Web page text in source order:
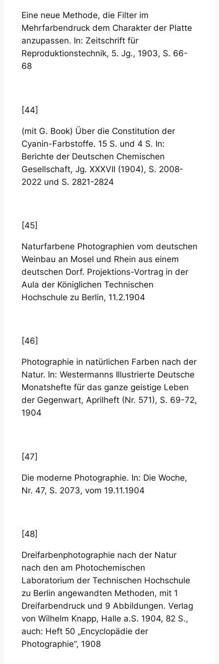
Eine neue Methode, die Filter im
Mehrfarbendruck dem Charakter der Platte
anzupassen. In: Zeitschrift für
Reproduktionstechnik, 5. Jg., 1903, S. 66-
68
[44]
(mit G. Book) Über die Constitution der
Cyanin-Farbstoffe. 15 S. und 4 S. In:
Berichte der Deutschen Chemischen
Gesellschaft, Jg. XXXVII (1904), S. 2008-
2022 und S. 2821-2824
[45]
Naturfarbene Photographien vom deutschen
Weinbau an Mosel und Rhein aus einem
deutschen Dorf. Projektions-Vortrag in der
Aula der Königlichen Technischen
Hochschule zu Berlin, 11.2.1904
[46]
Photographie in natürlichen Farben nach der
Natur. In: Westermanns Illustrierte Deutsche
Monatshefte für das ganze geistige Leben
der Gegenwart, Aprilheft (Nr. 571), S. 69-72,
1904
[47]
Die moderne Photographie. In: Die Woche,
Nr. 47, S. 2073, vom 19.11.1904
[48]
Dreifarbenphotographie nach der Natur
nach den am Photochemischen
Laboratorium der Technischen Hochschule
zu Berlin angewandten Methoden, mit 1
Dreifarbendruck und 9 Abbildungen. Verlag
von Wilhelm Knapp, Halle a.S. 1904, 82 S.,
auch: Heft 50 „Encyclopädie der
Photographie“, 1908